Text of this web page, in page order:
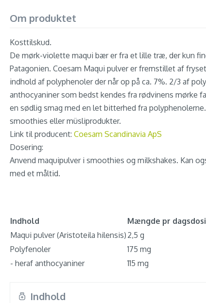
Om produktet
Kosttilskud.
De mørk-violette maqui bær er fra et lille træ, der kun
Patagonien. Coesam Maqui pulver er fremstillet af
indhold af polyphenoler der når op på ca. 7%. 2/3 af
anthocyaniner som bedst kendes fra rødvinens mørke
en sødlig smag med en let bitterhed fra
smoothies eller müsliprodukter.
Link til producent: Coesam Scandinavia ApS
Dosering:
Anvend maquipulver i smoothies og milkshakes. Kan
med et måltid.
Indhold Mængde pr
Maqui pulver (Aristoteila hilensis) 2,5 g
Polyfenoler
175 mg
- heraf anthocyaniner
115 mg
Indhold